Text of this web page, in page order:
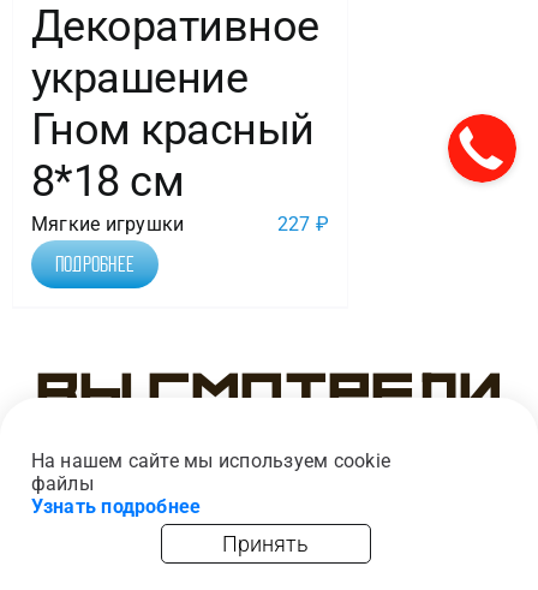
Декоративное
украшение
Гном красный
8*18 см
Мягкие игрушки 227 ₽
Подробнее
Вы смотрели
На нашем сайте мы используем cookie
файлы
Узнать подробнее
Принять